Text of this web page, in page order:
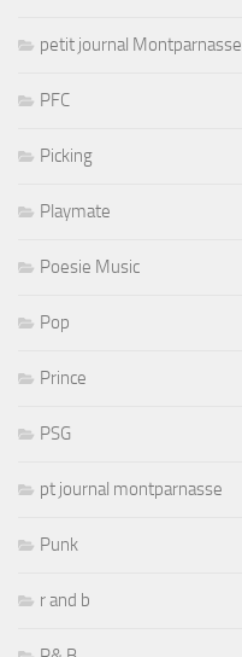
petit journal Montparnasse
PFC
Picking
Playmate
Poesie Music
Pop
Prince
PSG
pt journal montparnasse
Punk
r and b